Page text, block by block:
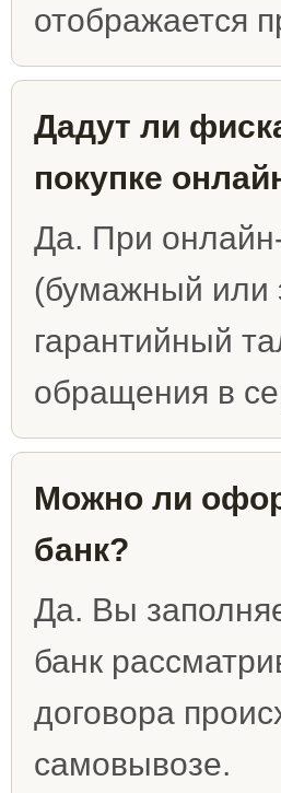
отображается
Дадут ли
покупке
Да. При
(бумажный или
гарантийный
обращения в
Можно ли
банк?
Да. Вы
банк
договора
самовывозе.